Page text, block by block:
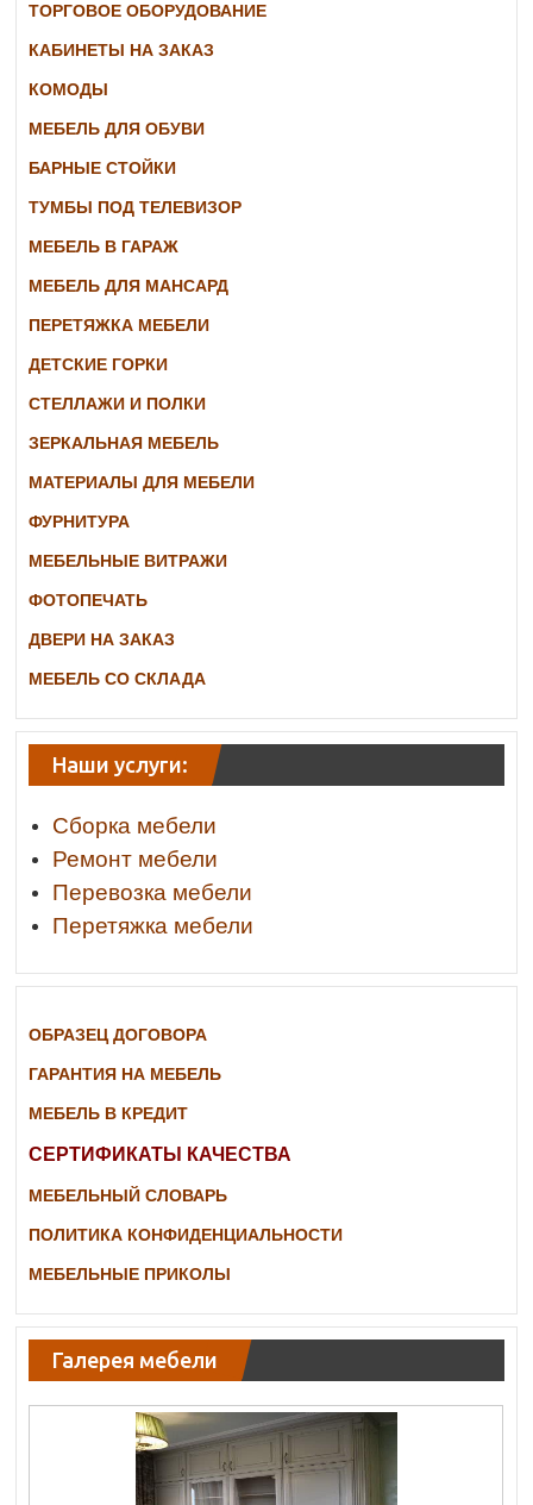
ТОРГОВОЕ ОБОРУДОВАНИЕ
КАБИНЕТЫ НА ЗАКАЗ
КОМОДЫ
МЕБЕЛЬ ДЛЯ ОБУВИ
БАРНЫЕ СТОЙКИ
ТУМБЫ ПОД ТЕЛЕВИЗОР
МЕБЕЛЬ В ГАРАЖ
МЕБЕЛЬ ДЛЯ МАНСАРД
ПЕРЕТЯЖКА МЕБЕЛИ
ДЕТСКИЕ ГОРКИ
СТЕЛЛАЖИ И ПОЛКИ
ЗЕРКАЛЬНАЯ МЕБЕЛЬ
МАТЕРИАЛЫ ДЛЯ МЕБЕЛИ
ФУРНИТУРА
МЕБЕЛЬНЫЕ ВИТРАЖИ
ФОТОПЕЧАТЬ
ДВЕРИ НА ЗАКАЗ
МЕБЕЛЬ СО СКЛАДА
Наши услуги:
Сборка мебели
Ремонт мебели
Перевозка мебели
Перетяжка мебели
ОБРАЗЕЦ ДОГОВОРА
ГАРАНТИЯ НА МЕБЕЛЬ
МЕБЕЛЬ В КРЕДИТ
СЕРТИФИКАТЫ КАЧЕСТВА
МЕБЕЛЬНЫЙ СЛОВАРЬ
ПОЛИТИКА КОНФИДЕНЦИАЛЬНОСТИ
МЕБЕЛЬНЫЕ ПРИКОЛЫ
Галерея мебели